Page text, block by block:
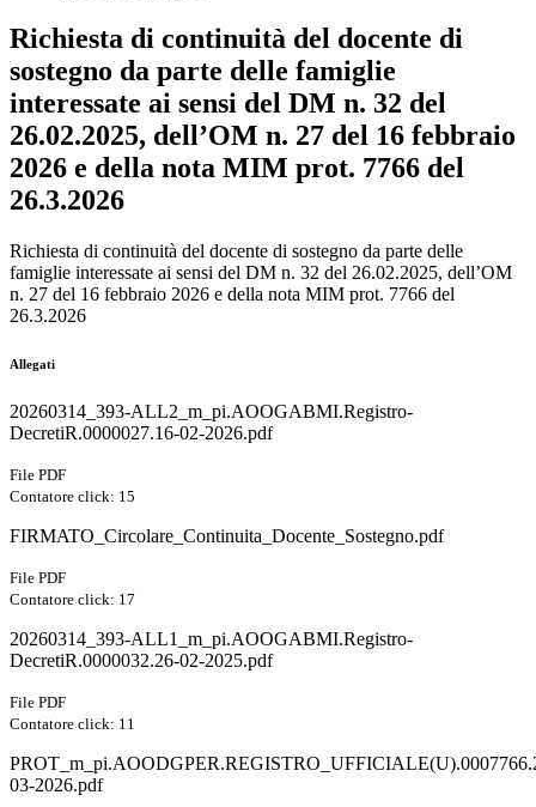
Richiesta di continuità del docente di
sostegno da parte delle famiglie
interessate ai sensi del DM n. 32 del
26.02.2025, dell’OM n. 27 del 16 febbraio
2026 e della nota MIM prot. 7766 del
26.3.2026
Richiesta di continuità del docente di sostegno da parte delle
famiglie interessate ai sensi del DM n. 32 del 26.02.2025, dell’OM
n. 27 del 16 febbraio 2026 e della nota MIM prot. 7766 del
26.3.2026
Allegati
20260314_393-ALL2_m_pi.AOOGABMI.Registro-
DecretiR.0000027.16-02-2026.pdf
File PDF
Contatore click: 15
FIRMATO_Circolare_Continuita_Docente_Sostegno.pdf
File PDF
Contatore click: 17
20260314_393-ALL1_m_pi.AOOGABMI.Registro-
DecretiR.0000032.26-02-2025.pdf
File PDF
Contatore click: 11
03-2026.pdf